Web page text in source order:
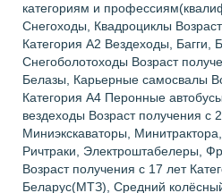
категориям и
Снегоходы, Квадроциклы
Категория А2 Вездеходы, Багги,
Снегоболотоходы Возраст
Белазы, Карьерные самосвалы
Категория А4 Перонные
вездеходы Возраст получения с
Миниэкскаваторы,
Ричтраки, Электроштабелеры,
Возраст получения с 17 лет
Беларус(МТЗ), Средний